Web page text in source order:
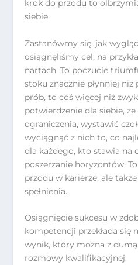
krok do przodu to
siebie.
Zastanówmy się, jak
osiągnęliśmy cel, na
nartach. To poczucie
stoku znacznie płynniej niż
prób, to coś więcej niż
potwierdzenie dla siebie,
ograniczenia, wystawić
wyciągnąć z nich to, co
dla każdego, kto stawia na
poszerzanie horyzontów.
przodu w karierze, ale
spełnienia.
Osiągnięcie sukcesu w
kompetencji przekłada się
wynik, który można z
rozmowy kwalifikacyjnej.